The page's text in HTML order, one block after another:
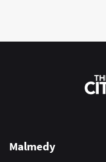
Malmedy